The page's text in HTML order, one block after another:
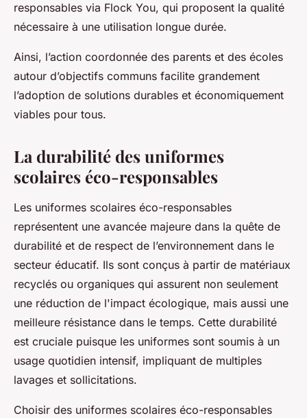
responsables via Flock You, qui proposent la qualité
nécessaire à une utilisation longue durée.
Ainsi, l’action coordonnée des parents et des écoles
autour d’objectifs communs facilite grandement
l’adoption de solutions durables et économiquement
viables pour tous.
La durabilité des uniformes
scolaires éco-responsables
Les uniformes scolaires éco-responsables
représentent une avancée majeure dans la quête de
durabilité et de respect de l’environnement dans le
secteur éducatif. Ils sont conçus à partir de matériaux
recyclés ou organiques qui assurent non seulement
une réduction de l'impact écologique, mais aussi une
meilleure résistance dans le temps. Cette durabilité
est cruciale puisque les uniformes sont soumis à un
usage quotidien intensif, impliquant de multiples
lavages et sollicitations.
Choisir des uniformes scolaires éco-responsables